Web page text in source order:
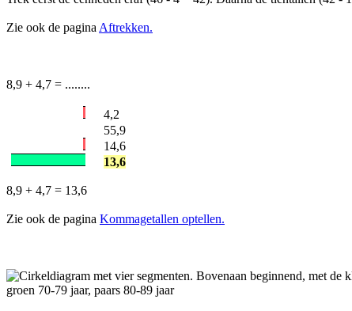
Zie ook de pagina Aftrekken.
8,9 + 4,7 = ........
4,2
55,9
14,6
13,6
8,9 + 4,7 = 13,6
Zie ook de pagina Kommagetallen optellen.